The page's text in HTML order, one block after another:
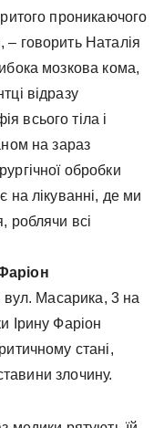
проникаючого
– говорить Наталія
мозкова кома,
відразу
всього тіла і
на зараз
обробки
на лікуванні, де ми
роблячи всі
вул. Масарика, 3 на
Ірину Фаріон
стані,
злочину.